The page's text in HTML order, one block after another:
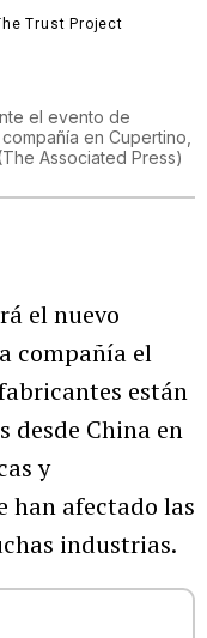
el evento de
en Cupertino,
The Associated Press)
el nuevo
compañía el
están
desde China en
y
han afectado las
industrias.